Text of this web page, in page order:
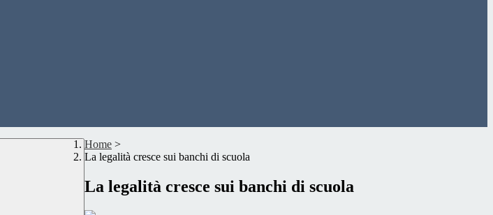
Home >
La legalità cresce sui banchi di scuola
La legalità cresce sui banchi di scuola